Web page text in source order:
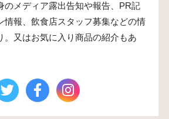
のメディア露出告知や報告、PR記
情報、飲食店スタッフ募集などの情
。又はお気に入り商品の紹介もあ